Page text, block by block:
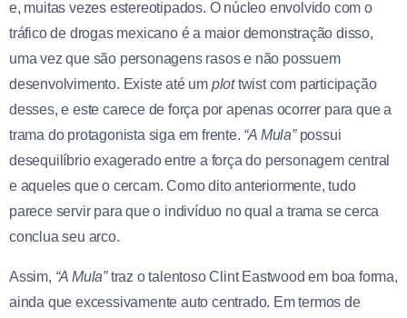
e, muitas vezes estereotipados. O núcleo envolvido com o
tráfico de drogas mexicano é a maior demonstração disso,
uma vez que são personagens rasos e não possuem
desenvolvimento. Existe até um plottwist com participação
desses, e este carece de força por apenas ocorrer para que a
trama do protagonista siga em frente. “A Mula” possui
desequilíbrio exagerado entre a força do personagem central
e aqueles que o cercam. Como dito anteriormente, tudo
parece servir para que o indivíduo no qual a trama se cerca
conclua seu arco.
Assim, “A Mula”traz o talentoso Clint Eastwood em boa forma,
ainda que excessivamente auto centrado. Em termos de